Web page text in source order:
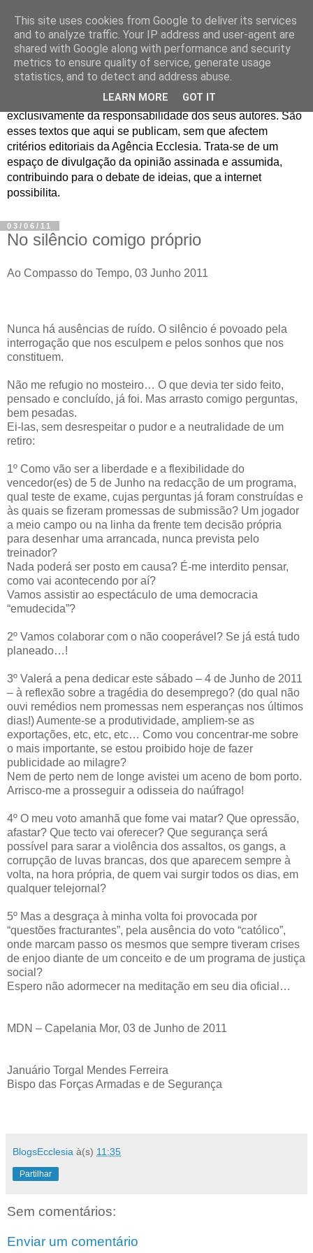
Jornal de Opinião
São muitos os textos enviados para a Agência Ecclesia com
pedido de publicação. De diferentes personalidades e
contextos sociais e eclesiais, o seu conteúdo é
exclusivamente da responsabilidade dos seus autores. São
esses textos que aqui se publicam, sem que afectem
critérios editoriais da Agência Ecclesia. Trata-se de um
espaço de divulgação da opinião assinada e assumida,
contribuindo para o debate de ideias, que a internet
possibilita.
03/06/11
No silêncio comigo próprio
Ao Compasso do Tempo, 03 Junho 2011
Nunca há ausências de ruído. O silêncio é povoado pela
interrogação que nos esculpem e pelos sonhos que nos
constituem.
Não me refugio no mosteiro… O que devia ter sido feito,
pensado e concluído, já foi. Mas arrasto comigo perguntas,
bem pesadas.
Ei-las, sem desrespeitar o pudor e a neutralidade de um
retiro:
1º Como vão ser a liberdade e a flexibilidade do
vencedor(es) de 5 de Junho na redacção de um programa,
qual teste de exame, cujas perguntas já foram construídas e
às quais se fizeram promessas de submissão? Um jogador
a meio campo ou na linha da frente tem decisão própria
para desenhar uma arrancada, nunca prevista pelo
treinador?
Nada poderá ser posto em causa? É-me interdito pensar,
como vai acontecendo por aí?
Vamos assistir ao espectáculo de uma democracia
“emudecida”?
2º Vamos colaborar com o não cooperável? Se já está tudo
planeado…!
3º Valerá a pena dedicar este sábado – 4 de Junho de 2011
– à reflexão sobre a tragédia do desemprego? (do qual não
ouvi remédios nem promessas nem esperanças nos últimos
dias!) Aumente-se a produtividade, ampliem-se as
exportações, etc, etc, etc… Como vou concentrar-me sobre
o mais importante, se estou proibido hoje de fazer
publicidade ao milagre?
Nem de perto nem de longe avistei um aceno de bom porto.
Arrisco-me a prosseguir a odisseia do naúfrago!
4º O meu voto amanhã que fome vai matar? Que opressão,
afastar? Que tecto vai oferecer? Que segurança será
possível para sarar a violência dos assaltos, os gangs, a
corrupção de luvas brancas, dos que aparecem sempre à
volta, na hora própria, de quem vai surgir todos os dias, em
qualquer telejornal?
5º Mas a desgraça à minha volta foi provocada por
“questões fracturantes”, pela ausência do voto “católico”,
onde marcam passo os mesmos que sempre tiveram crises
de enjoo diante de um conceito e de um programa de justiça
social?
Espero não adormecer na meditação em seu dia oficial…
MDN – Capelania Mor, 03 de Junho de 2011
Januário Torgal Mendes Ferreira
Bispo das Forças Armadas e de Segurança
BlogsEcclesia à(s) 11:35
Partilhar
Sem comentários:
Enviar um comentário
This site uses cookies from Google to deliver its services
and to analyze traffic. Your IP address and user-agent are
shared with Google along with performance and security
metrics to ensure quality of service, generate usage
statistics, and to detect and address abuse.
LEARN MORE GOT IT